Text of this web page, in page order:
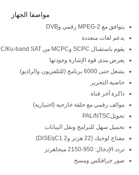
مواصفا الجهاز
يتوافق مع MPEG-2 رقمي وDVB
يدعم لغات متعددة
يقوم باستقبال SCPC وMCPC من C/Ku-band SAT
يعرض مدى قوة الإشارة وجودتها
يشغل حتى 6000 برنامج (للتلفزيون والراديو)
خاصية التحرير
ذاكرة آخر قناة
موالف رقمي مع حلقة خارجية (اختيارية)
تحويلPAL/NTSC
تحميل سهل للبرامج ونقل البيانات
مفتاح لوجيك (22 هرتز و
DiSEqC1.2
)
تردد الإدخال: 950-2150 ميجاهرتز
صور جرافكس ومسح